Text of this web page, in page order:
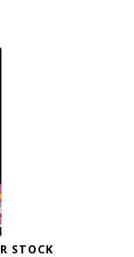
STOCK